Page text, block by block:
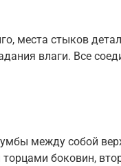
места стыков
влаги. Все
между собой
боковин,